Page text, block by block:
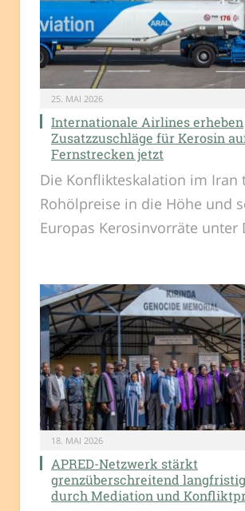
25. MAI 2026
Internationale Airlines erheben
Zusatzzuschläge für Kerosin
Fernstrecken jetzt
Die Konflikteskalation im Iran
Rohölpreise in die Höhe und
Europas Kerosinvorräte unter
18. MAI 2026
APRED-Netzwerk stärkt
grenzüberschreitend
durch Mediation und